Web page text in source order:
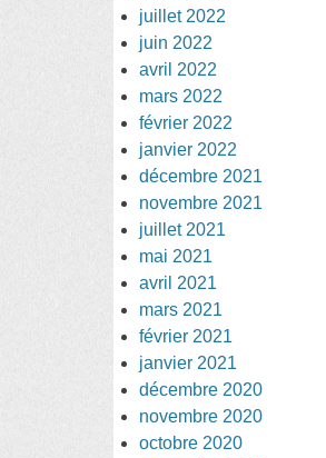
juillet 2022
juin 2022
avril 2022
mars 2022
février 2022
janvier 2022
décembre 2021
novembre 2021
juillet 2021
mai 2021
avril 2021
mars 2021
février 2021
janvier 2021
décembre 2020
novembre 2020
octobre 2020